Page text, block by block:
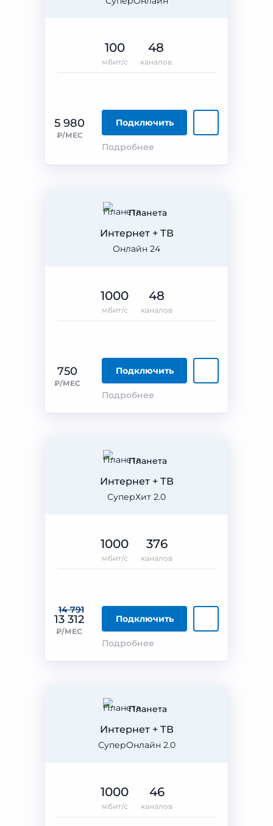
5 980
₽/МЕС
Подключить
Подробнее
100
мбит/с
48
каналов
Планета
Онлайн 24
Интернет + ТВ
750
₽/МЕС
Подключить
Подробнее
1000
мбит/с
48
каналов
Планета
СуперХит 2.0
Интернет + ТВ
14 791
13 312
₽/МЕС
Подключить
Подробнее
1000
мбит/с
376
каналов
Планета
СуперОнлайн 2.0
Интернет + ТВ
1000
мбит/с
46
каналов